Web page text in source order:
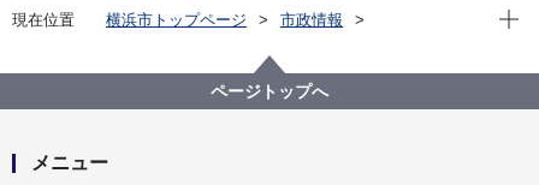
現在位置 横浜市トップページ
市政情報
横浜市職員採用案内ホームページ
プレエントリー
横浜市職員採用試験・選考 専用サイトへのプレエント
現在
ページトップへ
メニュー